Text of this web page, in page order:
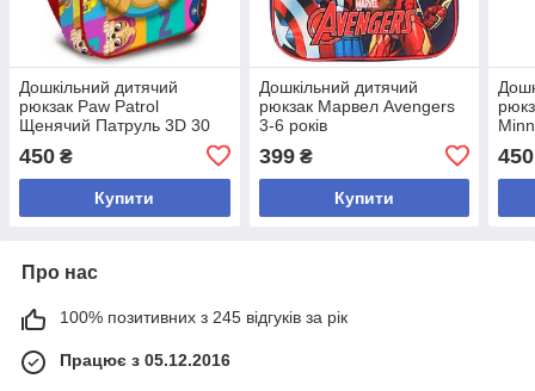
Дошкільний дитячий
рюкзак Paw Patrol
Щенячий Патруль 3D 30
450 ₴
Купити
Дошкільний дитячий
рюкзак Марвел Avengers
3-6 років
399₴
Купити
450
Про нас
100% позитивних з 245 відгуків за рік
Працює з 05.12.2016